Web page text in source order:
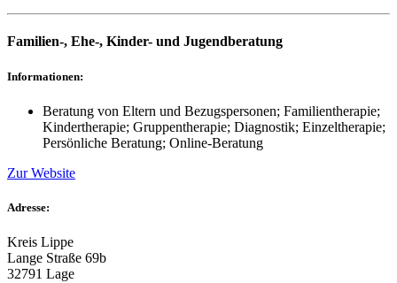
Familien-, Ehe-, Kinder- und Jugendberatung
Informationen:
Beratung von Eltern und Bezugspersonen; Familientherapie;
Kindertherapie; Gruppentherapie; Diagnostik; Einzeltherapie;
Persönliche Beratung; Online-Beratung
Zur Website
Adresse:
Kreis Lippe
Lange Straße 69b
32791 Lage